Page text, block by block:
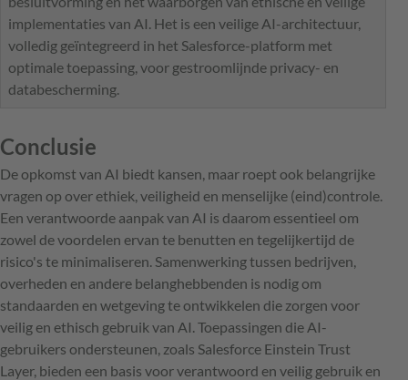
implementaties van AI. Het is een veilige AI-architectuur,
volledig geïntegreerd in het Salesforce-platform met
optimale toepassing, voor gestroomlijnde privacy- en
databescherming.
Conclusie
De opkomst van AI biedt kansen, maar roept ook belangrijke
vragen op over ethiek, veiligheid en menselijke (eind)controle.
Een verantwoorde aanpak van AI is daarom essentieel om
zowel de voordelen ervan te benutten en tegelijkertijd de
risico's te minimaliseren. Samenwerking tussen bedrijven,
overheden en andere belanghebbenden is nodig om
standaarden en wetgeving te ontwikkelen die zorgen voor
veilig en ethisch gebruik van AI. Toepassingen die AI-
gebruikers ondersteunen, zoals Salesforce Einstein Trust
Layer, bieden een basis voor verantwoord en veilig gebruik en